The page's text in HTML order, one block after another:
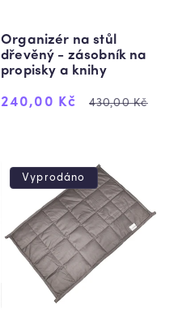
Organizér na stůl
dřevěný - zásobník na
propisky a knihy
Výprodejová
240,00 Kč
Běžná
430,00 Kč
Vyprodáno